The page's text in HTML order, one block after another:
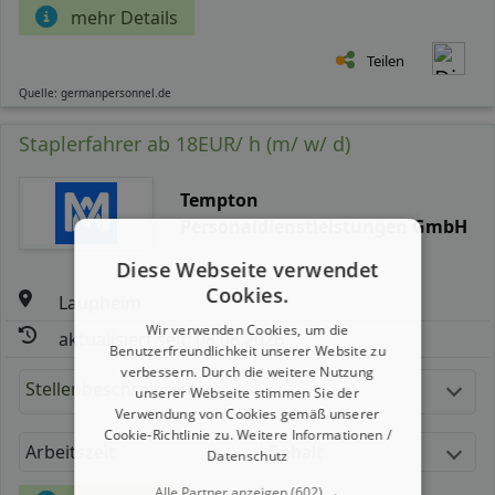
mehr Details
Teilen
Quelle: germanpersonnel.de
Staplerfahrer ab 18EUR/ h (m/ w/ d)
Tempton
Personaldienstleistungen GmbH
Laupheim
aktualisiert seit: 08.08.2026
Stellenbeschreibung:
Arbeitszeit Gehalt
Diese Webseite verwendet
Cookies.
Wir verwenden Cookies, um die
Benutzerfreundlichkeit unserer Website zu
verbessern. Durch die weitere Nutzung
unserer Webseite stimmen Sie der
Verwendung von Cookies gemäß unserer
Cookie-Richtlinie zu.Weitere Informationen /
Datenschutz